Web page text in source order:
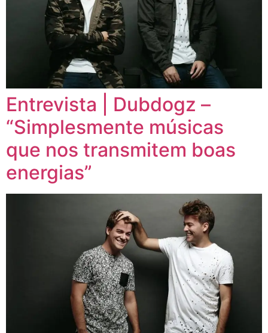
Entrevista | Dubdogz –
“Simplesmente músicas
que nos transmitem boas
energias”